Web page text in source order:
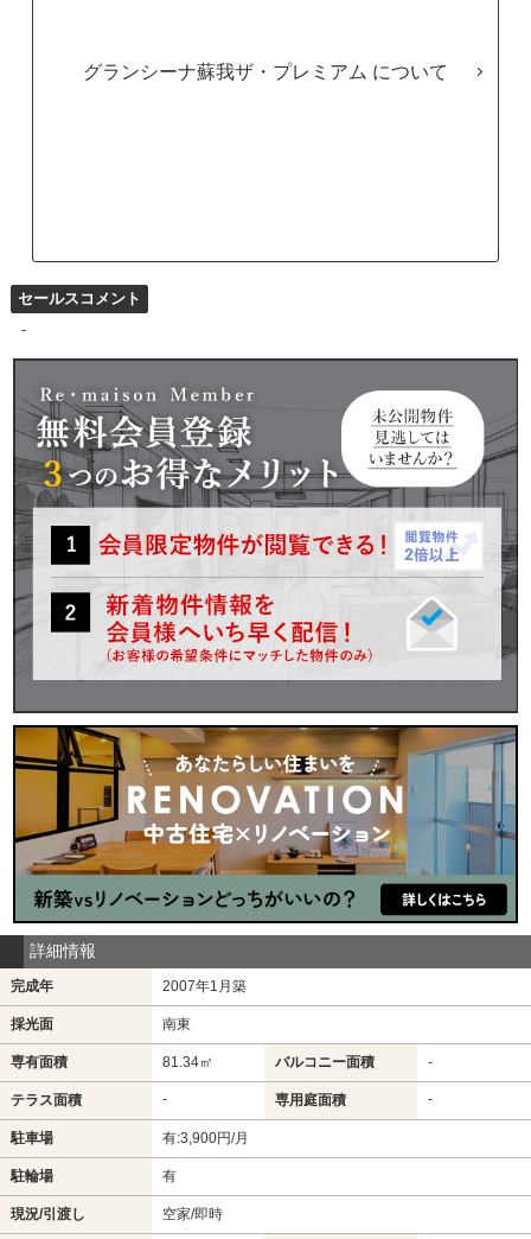
グランシーナ蘇我ザ・プレミアム
セールスコメント
-
詳細情報
完成年 2007年1月築
採光面 南東
専有面積 81.34㎡ バルコニー面積 -
テラス面積 - 専用庭面積 -
駐車場 有:3,900円/月
駐輪場 有
現況/引渡し 空家/即時